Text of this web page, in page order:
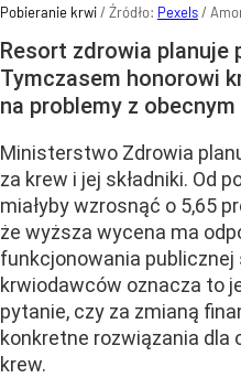
Pobieranie krwi/ Źródło: Pexels/
Resort zdrowia planuje
Tymczasem honorowi
na problemy z
Ministerstwo Zdrowia
za krew i jej składniki. Od
miałyby wzrosnąć o 5,65
że wyższa wycena ma
funkcjonowania publicznej
krwiodawców oznacza to
pytanie, czy za zmianą
konkretne rozwiązania dla
krew.